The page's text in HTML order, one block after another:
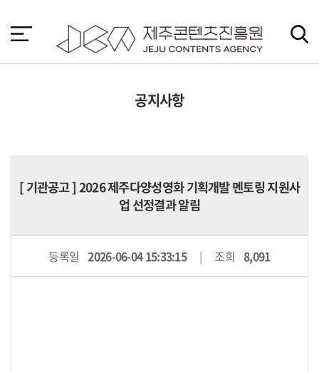
바
가
공지사항
[기관공고] 2026 제주다양성영화 기획개발 멘토링 지원사
업 선정결과 알림
등록일 2026-06-04 15:33:15 조회 8,091